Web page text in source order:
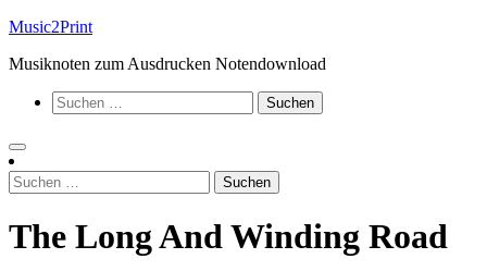
Zum
springen
Music2Print
Musiknoten zum Ausdrucken Notendownload
Suchen
nach:
Suchen
nach:
The Long And Winding Road